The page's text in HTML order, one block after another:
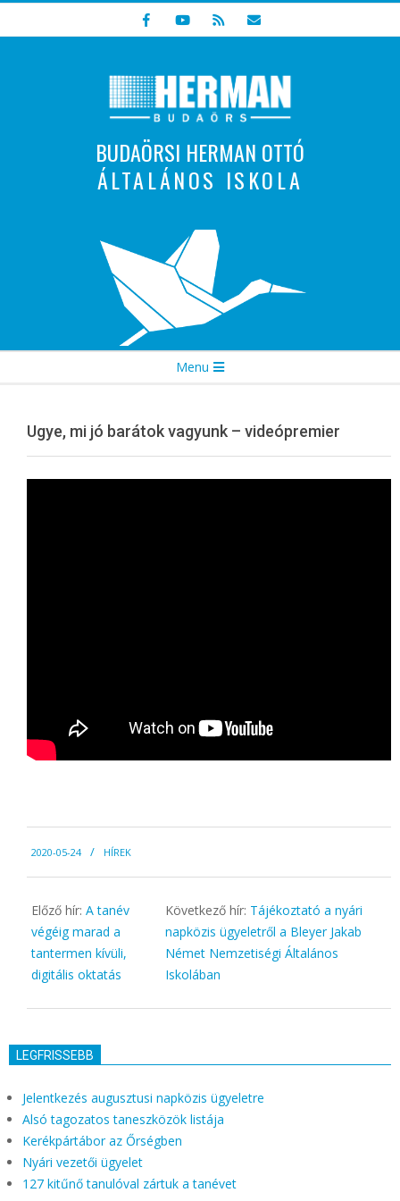
to
BUDAÖRSI HERMAN OTTÓ
ÁLTALÁNOS ISKOLA
Indulunk! Hamarosan újraindul oldalunk!
Menu
Ugye, mi jó barátok vagyunk – videópremier
05-
24
2020-05-24 HÍREK
Előző hír: A tanév
végéig marad a
tantermen kívüli,
digitális oktatás
Következő hír: Tájékoztató a nyári
napközis ügyeletről a Bleyer Jakab
Német Nemzetiségi Általános
Iskolában
LEGFRISSEBB
Jelentkezés augusztusi napközis ügyeletre
Alsó tagozatos taneszközök listája
Kerékpártábor az Őrségben
Nyári vezetői ügyelet
127 kitűnő tanulóval zártuk a tanévet